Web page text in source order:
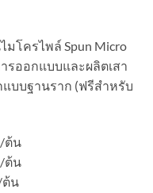
มโครไพล์ Spun Micro
รออกแบบและผลิตเสา
แบบฐานราก (ฟรีสำหรับ
/ต้น
/ต้น
ต้น